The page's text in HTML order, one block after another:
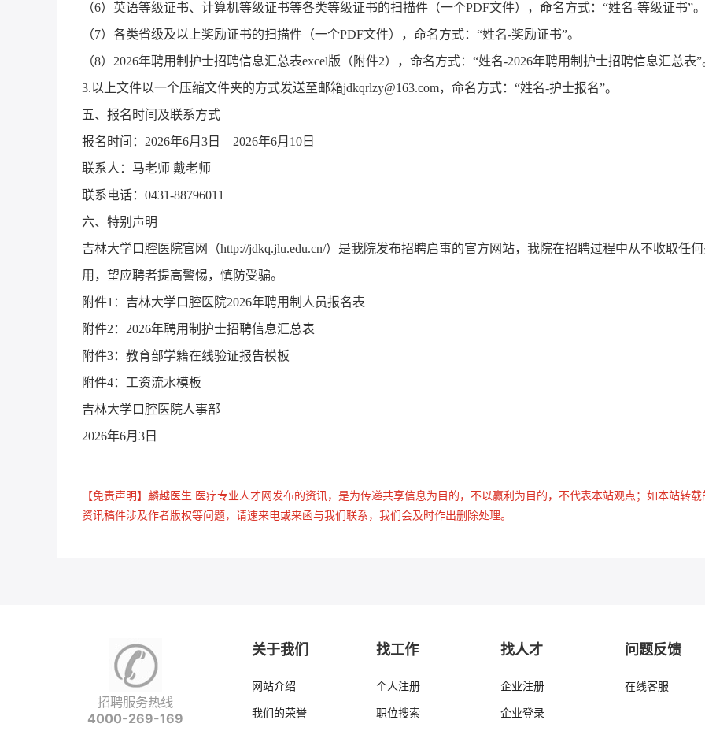
（6）英语等级证书、计算机等级证书等各类等级证书的扫描件（一个PDF文件），命名方式：“姓名-等级证书”
（7）各类省级及以上奖励证书的扫描件（一个PDF文件），命名方式：“姓名-奖励证书”。
（8）2026年聘用制护士招聘信息汇总表excel版（附件2），命名方式：“姓名-2026年聘用制护士招聘信息汇总表”
3.以上文件以一个压缩文件夹的方式发送至邮箱jdkqrlzy@163.com，命名方式：“姓名-护士报名”。
五、报名时间及联系方式
报名时间：2026年6月3日—2026年6月10日
联系人：马老师 戴老师
联系电话：0431-88796011
六、特别声明
吉林大学口腔医院官网（http://jdkq.jlu.edu.cn/）是我院发布招聘启事的官方网站，我院在招聘过程中从不收取任
用，望应聘者提高警惕，慎防受骗。
附件1：吉林大学口腔医院2026年聘用制人员报名表
附件2：2026年聘用制护士招聘信息汇总表
附件3：教育部学籍在线验证报告模板
附件4：工资流水模板
吉林大学口腔医院人事部
2026年6月3日
【免责声明】麟越医生 医疗专业人才网发布的资讯，是为传递共享信息为目的，不以赢利为目的，不代表本站观点；如本站转载
资讯稿件涉及作者版权等问题，请速来电或来函与我们联系，我们会及时作出删除处理。
招聘服务热线
4000-269-169
关于我们
网站介绍
我们的荣誉
找工作
个人注册
职位搜索
找人才
企业注册
企业登录
问题反馈
在线客服